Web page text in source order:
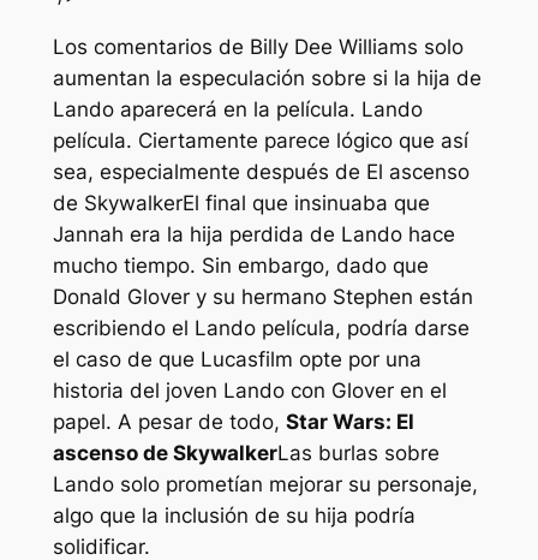
Los comentarios de Billy Dee Williams solo
aumentan la especulación sobre si la hija de
Lando aparecerá en la película. Lando
película. Ciertamente parece lógico que así
sea, especialmente después de El ascenso
de SkywalkerEl final que insinuaba que
Jannah era la hija perdida de Lando hace
mucho tiempo. Sin embargo, dado que
Donald Glover y su hermano Stephen están
escribiendo el Landopelícula, podría darse
el caso de que Lucasfilm opte por una
historia del joven Lando con Glover en el
papel. A pesar de todo, Star Wars: El
ascenso de SkywalkerLas burlas sobre
Lando solo prometían mejorar su personaje,
algo que la inclusión de su hija podría
solidificar.